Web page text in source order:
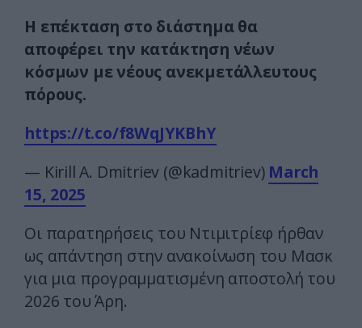
Η επέκταση στο διάστημα θα
αποφέρει την κατάκτηση νέων
κόσμων με νέους ανεκμετάλλευτους
πόρους.
https://t.co/f8WqJYKBhY
— Kirill A. Dmitriev (@kadmitriev) March
15, 2025
Οι παρατηρήσεις του Ντιμιτρίεφ ήρθαν
ως απάντηση στην ανακοίνωση του Mασκ
για μια προγραμματισμένη αποστολή του
2026 του Άρη.